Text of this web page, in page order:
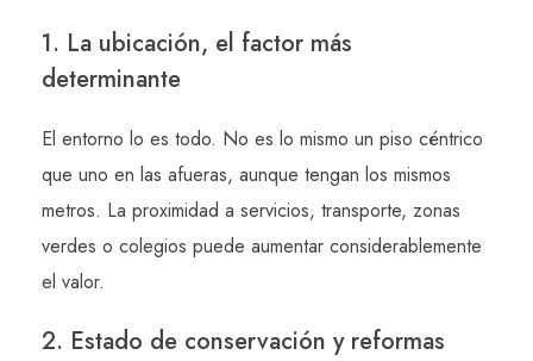
1. La ubicación, el factor más
determinante
El entorno lo es todo. No es lo mismo un piso céntrico
que uno en las afueras, aunque tengan los mismos
metros. La proximidad a servicios, transporte, zonas
verdes o colegios puede aumentar considerablemente
el valor.
2. Estado de conservación y reformas